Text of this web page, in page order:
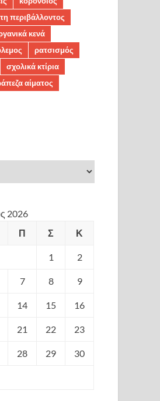
περιβάλλοντος
κενά
ρατσισμός
σχολικά κτίρια
αίματος
2026
Π Σ Κ
1 2
7 8 9
14 15 16
21 22 23
28 29 30